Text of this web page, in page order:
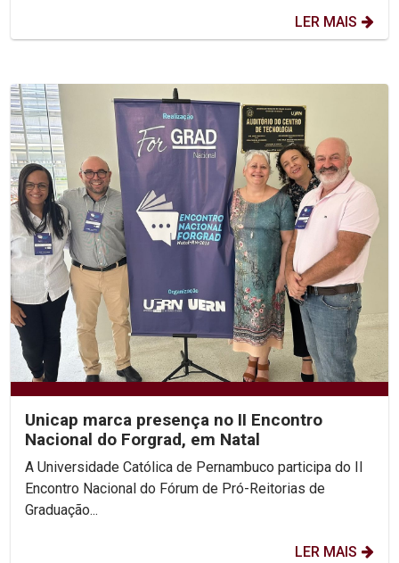
LER MAIS
Unicap marca presença no II Encontro
Nacional do Forgrad, em Natal
A Universidade Católica de Pernambuco participa do II
Encontro Nacional do Fórum de Pró-Reitorias de
Graduação...
LER MAIS